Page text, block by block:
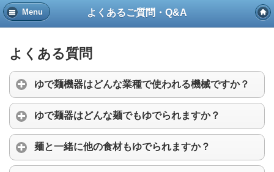
Menu よくあるご質問・Q&A
よくある質問
ゆで麺機器はどんな業種で使われる機械ですか？
ゆで麺器はどんな麺でもゆでられますか？
麺と一緒に他の食材もゆでられますか？